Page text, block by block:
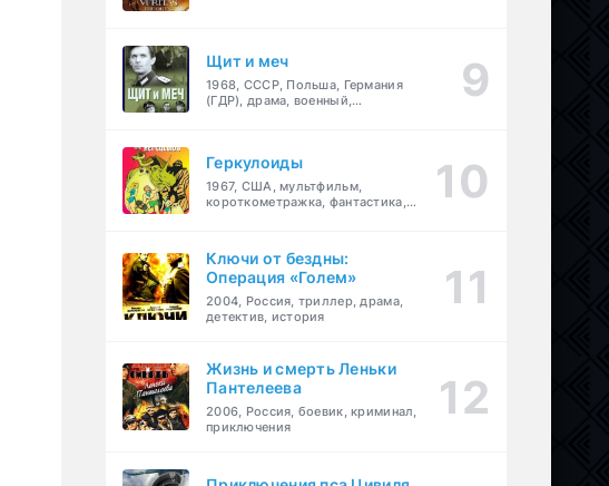
Щит и меч
1968, СССР, Польша, Германия
(ГДР), драма, военный,
Геркулоиды
1967, США, мультфильм,
короткометражка, фантастика,
Ключи от бездны:
Операция «Голем»
2004, Россия, триллер, драма,
детектив, история
Жизнь и смерть Леньки
Пантелеева
2006, Россия, боевик, криминал,
приключения